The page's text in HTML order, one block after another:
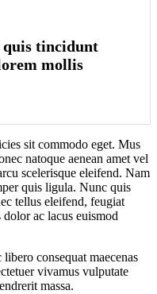
quis tincidunt
mollis
sit commodo eget. Mus
natoque aenean amet vel
scelerisque eleifend. Nam
quis ligula. Nunc quis
tellus eleifend, feugiat
dolor ac lacus euismod
consequat maecenas
vivamus vulputate
massa.